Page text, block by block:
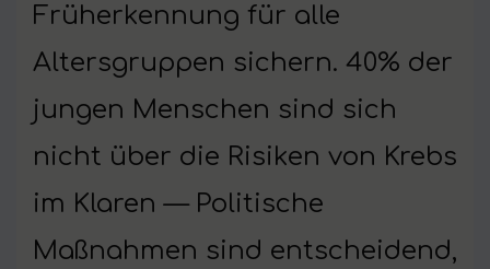
Früherkennung für alle
Altersgruppen sichern. 40% der
jungen Menschen sind sich
nicht über die Risiken von Krebs
im Klaren — Politische
Maßnahmen sind entscheidend,